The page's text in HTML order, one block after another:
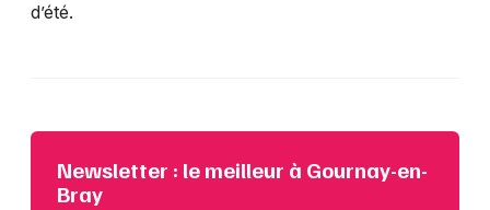
d’été.
Newsletter : le meilleur à Gournay-en-
Bray